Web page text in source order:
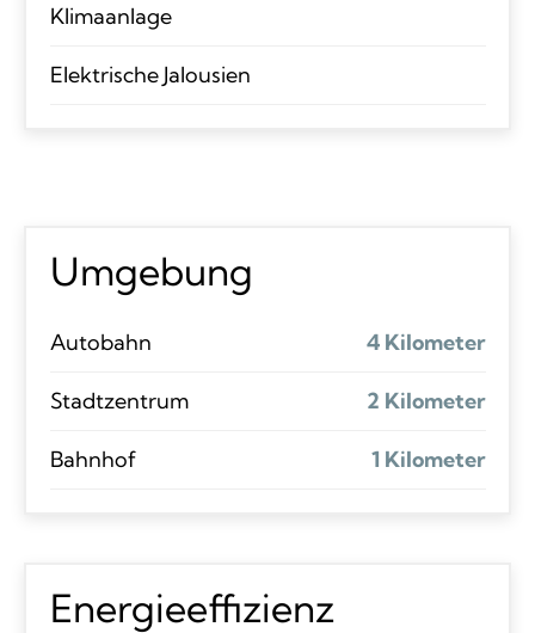
Klimaanlage
Elektrische Jalousien
Umgebung
Autobahn 4 Kilometer
Stadtzentrum 2 Kilometer
Bahnhof 1 Kilometer
Energieeffizienz